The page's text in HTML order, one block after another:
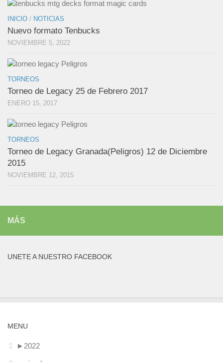
INICIO / NOTICIAS
Nuevo formato Tenbucks
NOVIEMBRE 5, 2022
TORNEOS
Torneo de Legacy 25 de Febrero 2017
ENERO 15, 2017
TORNEOS
Torneo de Legacy Granada(Peligros) 12 de Diciembre
2015
NOVIEMBRE 12, 2015
MÁS
UNETE A NUESTRO FACEBOOK
MENU
► 2022